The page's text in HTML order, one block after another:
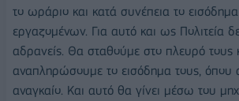
το ωράριο και κατά συνέπεια το
εργαζομένων. Για αυτό και ως Πολιτεία
αδρανείς. Θα σταθούμε στο πλευρό τους
αναπληρώσουμε το εισόδημα τους, όπου
αναγκαίο. Και αυτό θα γίνει μέσω του